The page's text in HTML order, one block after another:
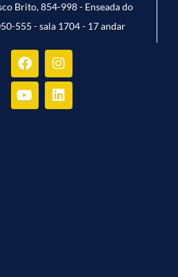
Brito, 854-998 - Enseada do
555 - sala 1704 - 17 andar
FacebookInstagram
YoutubeLinkedin